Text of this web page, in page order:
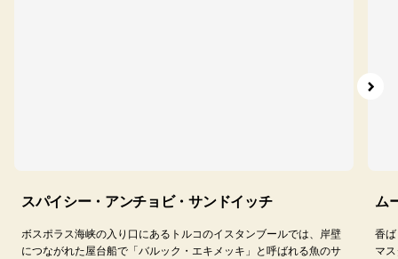
スパイシー・アンチョビ・サンドイッチ
ボスポラス海峡の入り口にあるトルコのイスタンブールでは、岸壁
につながれた屋台船で「バルック・エキメッキ」と呼ばれる魚のサ
ム
香
マ